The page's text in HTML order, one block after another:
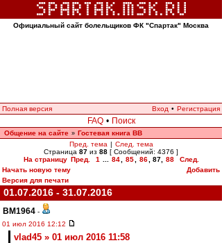
Официальный сайт болельщиков ФК "Спартак" Москва
Полная версия Вход • Регистрация
FAQ • Поиск
Общение на сайте » Гостевая книга ВВ
Пред. тема | След. тема
Страница 87 из 88 [ Сообщений: 4376 ]
На страницу Пред. 1 84 85 86 87, 88
След.
Начать новую тему
Добавить
Версия для печати
01.07.2016 - 31.07.2016
BM1964 -
01 июл 2016 12:12
vlad45 » 01 июл 2016 11:58